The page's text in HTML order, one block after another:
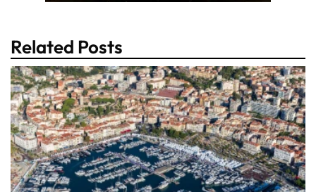
Related Posts